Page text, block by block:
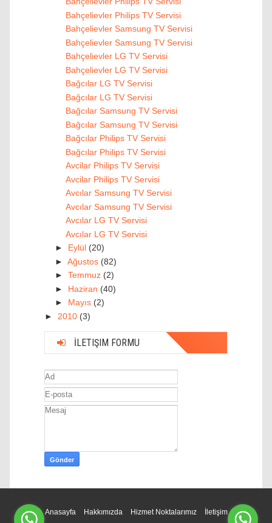
Bahçelievler Philips TV Servisi
Bahçelievler Samsung TV Servisi
Bahçelievler Samsung TV Servisi
Bahçelievler LG TV Servisi
Bahçelievler LG TV Servisi
Bağcılar LG TV Servisi
Bağcılar LG TV Servisi
Bağcılar Samsung TV Servisi
Bağcılar Samsung TV Servisi
Bağcılar Philips TV Servisi
Bağcılar Philips TV Servisi
Avcilar Philips TV Servisi
Avcilar Philips TV Servisi
Avcılar Samsung TV Servisi
Avcılar Samsung TV Servisi
Avcılar LG TV Servisi
Avcılar LG TV Servisi
► Eylül (20)
► Ağustos (82)
► Temmuz (2)
► Haziran (40)
► Mayıs (2)
► 2010 (3)
İLETIŞIM FORMU
Anasayfa Hakkımızda Hizmet Noktalarımız İletişim